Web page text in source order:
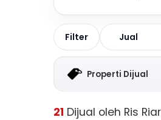
Filter Jual
Properti Dijual
21 Dijual oleh Ris